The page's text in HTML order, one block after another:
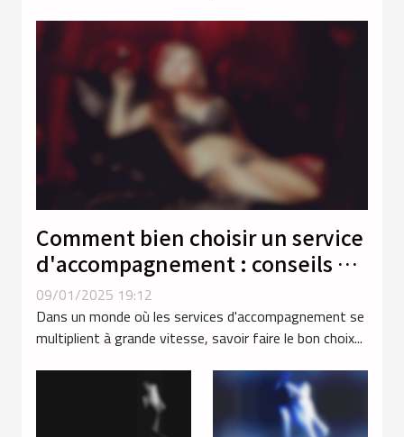
Comment bien choisir un service
d'accompagnement : conseils et
critères
09/01/2025 19:12
Dans un monde où les services d'accompagnement se
multiplient à grande vitesse, savoir faire le bon choix...